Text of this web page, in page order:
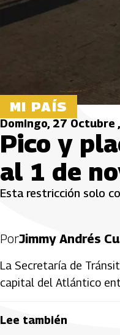
MI PAÍS
Domingo, 27 Octubre
Pico y
al 1 de
Esta restricción solo
PorJimmy Andrés
La Secretaría de
capital del Atlántico
Lee también